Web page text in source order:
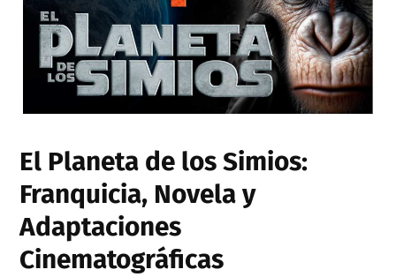
El Planeta de los Simios:
Franquicia, Novela y
Adaptaciones
Cinematográficas